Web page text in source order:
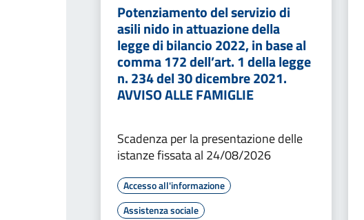
Potenziamento del servizio di
asili nido in attuazione della
legge di bilancio 2022, in base al
comma 172 dell’art. 1 della legge
n. 234 del 30 dicembre 2021.
AVVISO ALLE FAMIGLIE
Scadenza per la presentazione delle
istanze fissata al 24/08/2026
Accesso all'informazione
Assistenza sociale